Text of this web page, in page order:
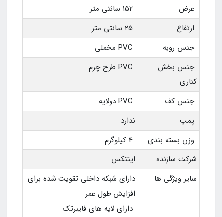
عرض
ارتفاع
جنس رویه
جنس بخش
کناری
جنس کف
پمپ
ندارد
وزن بسته بندی
شرکت سازنده
اینتکس
سایر ویژگی ها
دارای شبکه داخلی تقویت شده برای
افزایش طول عمر
دارای لایه های فایبرتک